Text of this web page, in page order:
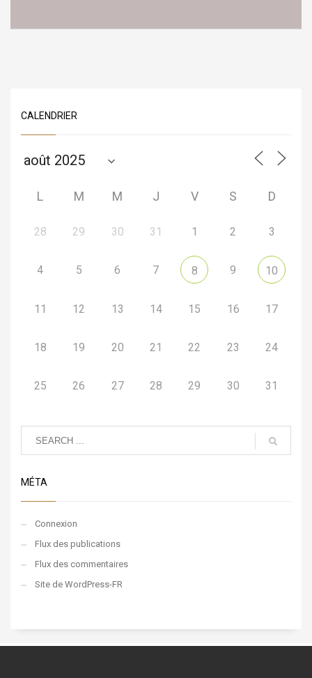
CALENDRIER
L M M J V S D
28 29 30 31 1 2 3
4 5 6 7 8 9 10
11 12 13 14 15 16 17
18 19 20 21 22 23 24
25 26 27 28 29 30 31
MÉTA
Connexion
Flux des publications
Flux des commentaires
Site de WordPress-FR